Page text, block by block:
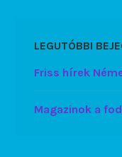
LEGUTÓBBI
Friss hírek
Magazinok a